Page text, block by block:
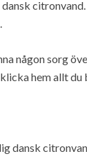
någon sorg
hem allt
dansk